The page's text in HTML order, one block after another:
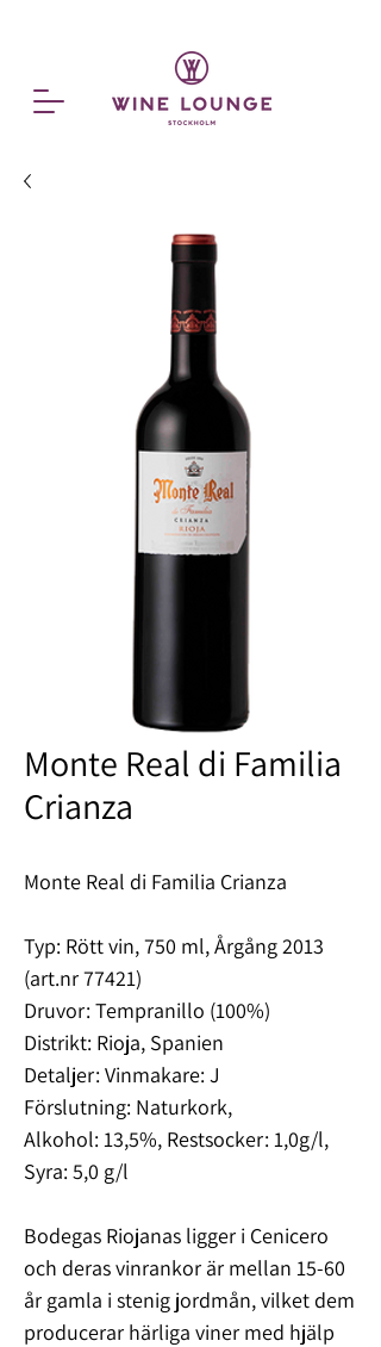
Monte Real di Familia
Crianza
Monte Real di Familia Crianza
Typ: Rött vin, 750 ml, Årgång 2013
(art.nr 77421)
Druvor: Tempranillo (100%)
Distrikt: Rioja, Spanien
Detaljer: Vinmakare: J
Förslutning: Naturkork,
Alkohol: 13,5%, Restsocker: 1,0g/l,
Syra: 5,0 g/l
Bodegas Riojanas ligger i Cenicero
och deras vinrankor är mellan 15-60
år gamla i stenig jordmån, vilket dem
producerar härliga viner med hjälp